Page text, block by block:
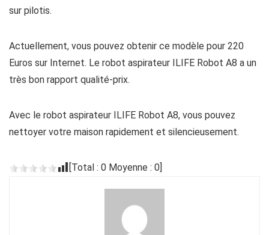
sur pilotis.
Actuellement, vous pouvez obtenir ce modèle pour 220
Euros sur Internet. Le robot aspirateur ILIFE Robot A8 a un
très bon rapport qualité-prix.
Avec le robot aspirateur ILIFE Robot A8, vous pouvez
nettoyer votre maison rapidement et silencieusement.
[Total : 0 Moyenne : 0]